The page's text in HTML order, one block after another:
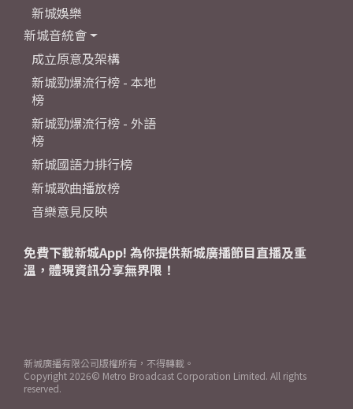
新城娛樂
新城音統會
成立原意及架構
新城勁爆流行榜 - 本地
榜
新城勁爆流行榜 - 外語
榜
新城國語力排行榜
新城歌曲播放榜
音樂意見反映
免費下載新城App! 為你提供新城廣播節目直播及重
溫，體現資訊分享無界限！
新城廣播有限公司版權所有，不得轉載。
Copyright 2026© Metro Broadcast Corporation Limited. All rights
reserved.